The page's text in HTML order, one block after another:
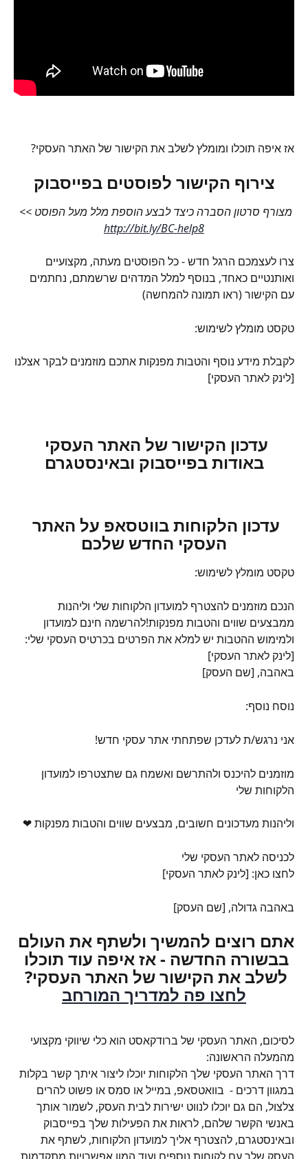
אז איפה תוכלו ומומלץ לשלב את הקישור של האתר העסקי?
צירוף הקישור לפוסטים בפייסבוק
מצורף סרטון הסברה כיצד לבצע הוספת מלל מעל הפוסט >>
http://bit.ly/BC-help8
צרו לעצמכם הרגל חדש - כל הפוסטים מעתה, מקצועיים
ואותנטיים כאחד, בנוסף למלל המדהים שרשמתם, נחתמים
עם הקישור (ראו תמונה להמחשה)
טקסט מומלץ לשימוש:
לקבלת מידע נוסף והטבות מפנקות אתכם מוזמנים לבקר אצלנו
[לינק לאתר העסקי]
עדכון הקישור של האתר העסקי
באודות בפייסבוק ובאינסטגרם
עדכון הלקוחות בווטסאפ על האתר
העסקי החדש שלכם
טקסט מומלץ לשימוש:
הנכם מוזמנים להצטרף למועדון הלקוחות שלי וליהנות
ממבצעים שווים והטבות מפנקות!להרשמה חינם למועדון
ולמימוש ההטבות יש למלא את הפרטים בכרטיס העסקי שלי:
[לינק לאתר העסקי]
באהבה, [שם העסק]
נוסח נוסף:
אני נרגש/ת לעדכן שפתחתי אתר עסקי חדש!
מוזמנים להיכנס ולהתרשם ואשמח גם שתצטרפו למועדון
הלקוחות שלי
וליהנות מעדכונים חשובים, מבצעים שווים והטבות מפנקות ❤
לכניסה לאתר העסקי שלי
לחצו כאן: [לינק לאתר העסקי]
באהבה גדולה, [שם העסק]
אתם רוצים להמשיך ולשתף את העולם
בבשורה החדשה - אז איפה עוד תוכלו
לשלב את הקישור של האתר העסקי?
לחצו פה למדריך המורחב
לסיכום, האתר העסקי של ברודקאסט הוא כלי שיווקי מקצועי
מהמעלה הראשונה:
דרך האתר העסקי שלך הלקוחות יוכלו ליצור איתך קשר בקלות
במגוון דרכים -  בוואטסאפ, במייל או סמס או פשוט להרים
צלצול, הם גם יוכלו לנווט ישירות לבית העסק, לשמור אותך
באנשי הקשר שלהם, לראות את הפעילות שלך בפייסבוק
ובאינסטגרם, להצטרף אליך למועדון הלקוחות, לשתף את